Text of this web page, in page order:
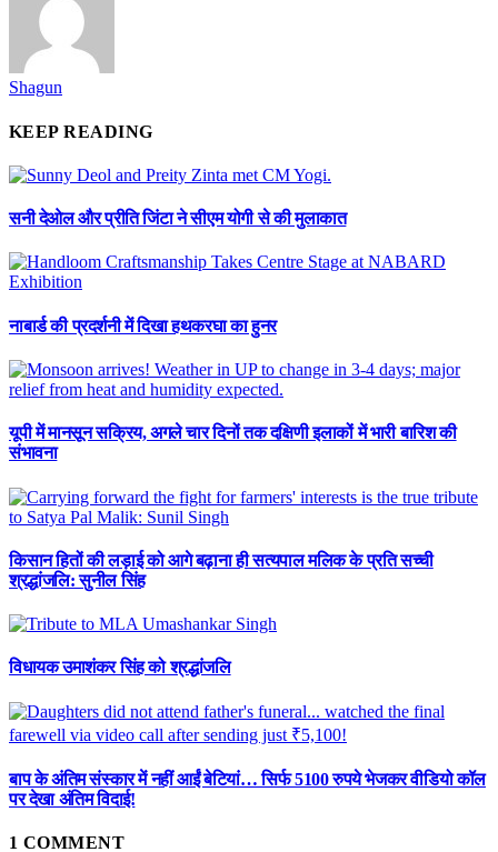
Shagun
KEEP READING
सनी देओल और प्रीति जिंटा ने सीएम योगी से की मुलाकात
नाबार्ड की प्रदर्शनी में दिखा हथकरघा का हुनर
यूपी में मानसून सक्रिय, अगले चार दिनों तक दक्षिणी इलाकों में भारी बारिश की
संभावना
किसान हितों की लड़ाई को आगे बढ़ाना ही सत्यपाल मलिक के प्रति सच्ची
श्रद्धांजलि: सुनील सिंह
विधायक उमाशंकर सिंह को श्रद्धांजलि
बाप के अंतिम संस्कार में नहीं आईं बेटियां… सिर्फ 5100 रुपये भेजकर वीडियो कॉल
पर देखा अंतिम विदाई!
1 COMMENT